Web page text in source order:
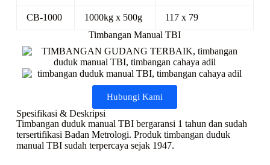
CB-1000 1000kg x 500g
117 x 79
Timbangan Manual TBI
Hubungi Kami
Spesifikasi & Deskripsi
Timbangan duduk manual TBI bergaransi 1 tahun dan sudah
tersertifikasi Badan Metrologi. Produk timbangan duduk
manual TBI sudah terpercaya sejak 1947.